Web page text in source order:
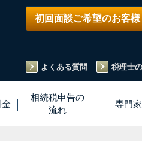
初回面談ご希望のお客様
よくある質問 税理士
相続税申告の
流れ
専門家